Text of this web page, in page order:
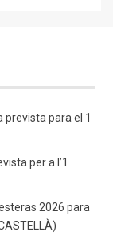
prevista para el 1
per a l’1
2026 para